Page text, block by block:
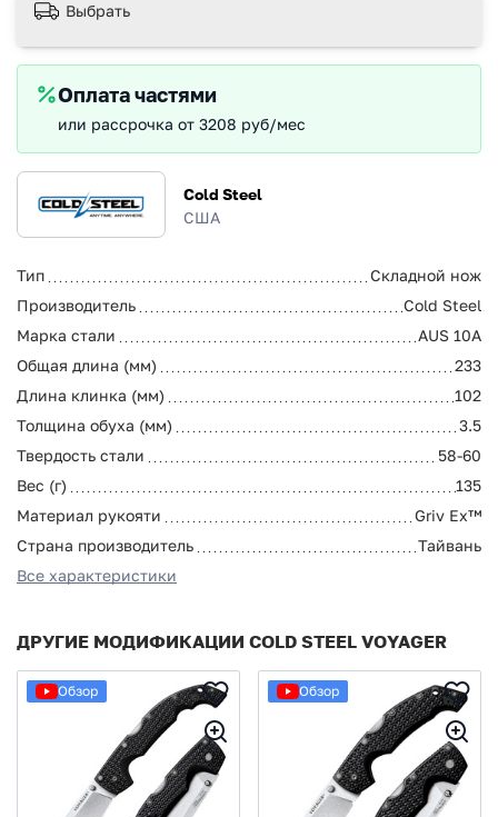
Cold Steel
США
Тип
Складной нож
Производитель
Cold Steel
Марка стали
AUS 10A
Общая длина (мм)
233
Длина клинка (мм)
102
Толщина обуха (мм)
3.5
Твердость стали
58-60
Вес (г)
135
Материал рукояти
Griv Ex™
Страна производитель
Тайвань
Все характеристики
Выбрать
Оплата частями
или рассрочка от 3208 руб/мес
ДРУГИЕ МОДИФИКАЦИИ COLD STEEL VOYAGER
Обзор Обзор